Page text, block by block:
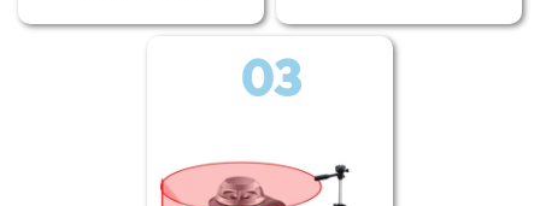
03